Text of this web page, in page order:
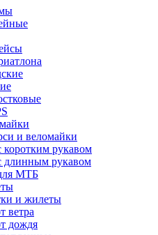
и веломайки
коротким рукавом
длинным рукавом
МТБ
и жилеты
ветра
дождя